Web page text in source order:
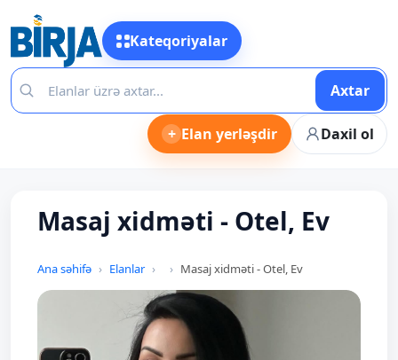
Kateqoriyalar
Axtar
+ Elan yerləşdir Daxil ol
Masaj xidməti - Otel, Ev
Ana səhifə Elanlar Masaj xidməti - Otel, Ev